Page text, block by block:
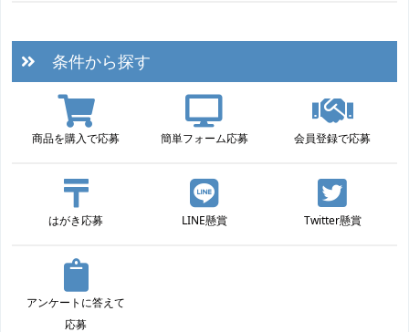
条件から探す
商品を購入で応募 簡単フォーム応募 会員登録で応募
はがき応募 LINE懸賞 Twitter懸賞
アンケートに答えて
応募